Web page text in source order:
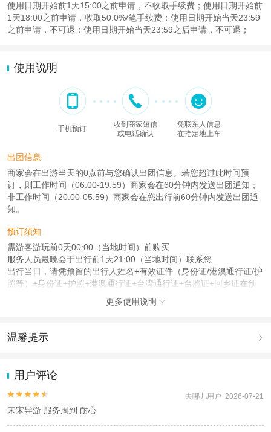
使用日期开始前1天15:00之前申请，不收取手续费；使用日期开始前
1天18:00之前申请，收取50.0%/笔手续费；使用日期开始当天23:59
之前申请，不可退；使用日期开始当天23:59之后申请，不可退；
使用说明
手机预订
收到商家短信
或电话确认
凭联系人信息
在指定地上车
出团信息
商家会在出游当天的0点前与您确认出团信息。若您超过此时间预
订，则工作时间（06:00-19:59）商家会在60分钟内发送出团通知；
非工作时间（20:00-05:59）商家会在您出行前60分钟内发送出团通
知。
预订须知
需游客游玩前0天00:00（当地时间）前购买
服务人员最晚会于出行前1天21:00（当地时间）联系您
出行当日，请凭预留的出行人姓名+有效证件（身份证/港澳通行证/护
照等）+身份证+护照+港澳通行证+台湾通行证+台胞证+回乡证在预
成人：18周岁 – 59周岁；
儿童：17周岁（含）以下；
查看： 查看工商执照信息
本产品由青岛驿路同行国际旅行社有限公司代理招徕，委托社为爱行者旅游（北
京）有限公司，具体的旅游服务和操作由委托社及其有资质的地接社提供
更多使用说明 
温馨提示 
动（如跳伞、潜水、滑雪等）前，请务必仔细阅读
2.为普及旅游安全知识及旅游文明公约，使您的旅程顺利圆满完成，
特制定《去哪儿网旅游安全手册》 ，请您认真阅读并切实遵守。
用户评论

 去哪儿用户 2026-07-21
宋宋导游 服务周到 耐心